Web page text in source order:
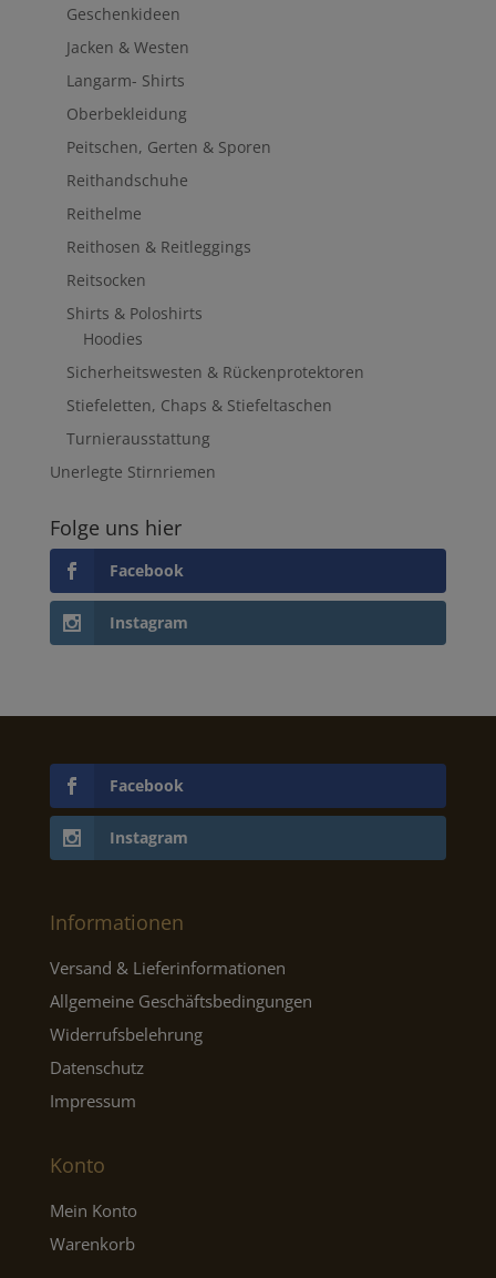
Geschenkideen
Jacken & Westen
Langarm- Shirts
Oberbekleidung
Peitschen, Gerten & Sporen
Reithandschuhe
Reithelme
Reithosen & Reitleggings
Reitsocken
Shirts & Poloshirts
Hoodies
Sicherheitswesten & Rückenprotektoren
Stiefeletten, Chaps & Stiefeltaschen
Turnierausstattung
Unerlegte Stirnriemen
Folge uns hier
Facebook
Instagram
Facebook
Instagram
Informationen
Versand & Lieferinformationen
Allgemeine Geschäftsbedingungen
Widerrufsbelehrung
Datenschutz
Impressum
Konto
Mein Konto
Warenkorb